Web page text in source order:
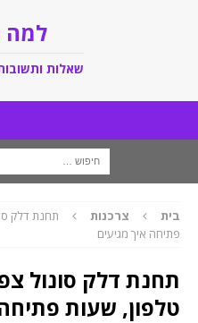
למה
שאלות
בית צרכנות
תחנת דלק
פתיחה איך מגיעים
תחנת דלק סונול
טלפון, שעות